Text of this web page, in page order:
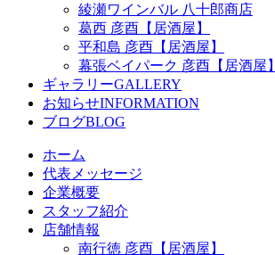
綾瀬ワインバル 八十郎商店
葛西 彦酉【居酒屋】
平和島 彦酉【居酒屋】
幕張ベイパーク 彦酉【居酒屋】
ギャラリーGALLERY
お知らせINFORMATION
ブログBLOG
ホーム
代表メッセージ
企業概要
スタッフ紹介
店舗情報
南行徳 彦酉【居酒屋】